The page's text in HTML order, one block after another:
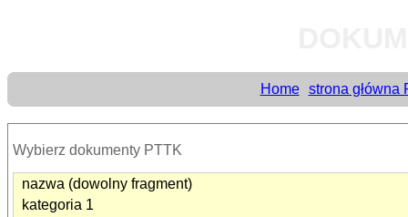
Home strona główna
Wybierz dokumenty PTTK
nazwa (dowolny fragment)
kategoria 1